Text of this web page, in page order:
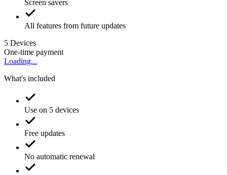
Screen savers
All features from future updates
5 Devices
One-time payment
Loading...
What's included
Use on 5 devices
Free updates
No automatic renewal